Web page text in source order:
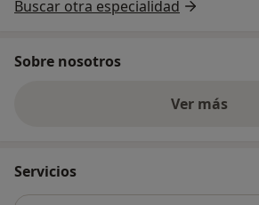
Buscar otra especialidad
Sobre nosotros
Ver más
Servicios